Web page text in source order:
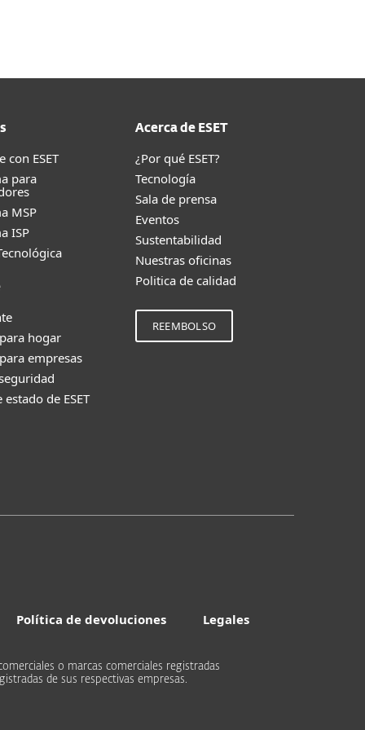
con ESET
para
MSP
ISP
hogar
empresas
de ESET
Acerca de ESET
¿Por qué ESET?
Tecnología
Sala de prensa
Eventos
Sustentabilidad
Nuestras oficinas
Politica de calidad
REEMBOLSO
Política de devoluciones
Legales
o marcas comerciales registradas
de sus respectivas empresas.